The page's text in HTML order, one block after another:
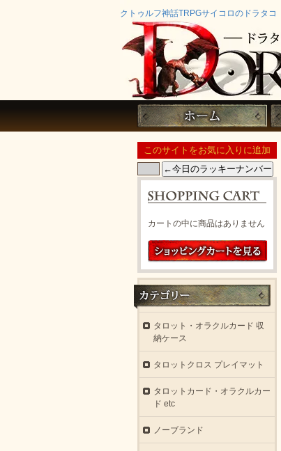
クトゥルフ神話TRPGサイコロのドラタコ
カートの中に商品はありません
タロット・オラクルカード 収
納ケース
タロットクロス プレイマット
タロットカード・オラクルカー
ド etc
ノーブランド